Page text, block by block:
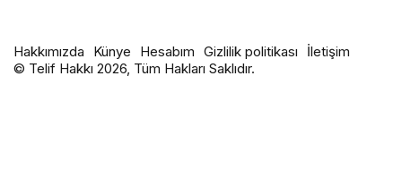
Hakkımızda Künye Hesabım Gizlilik politikası
İletişim
© Telif Hakkı 2026, Tüm Hakları Saklıdır.